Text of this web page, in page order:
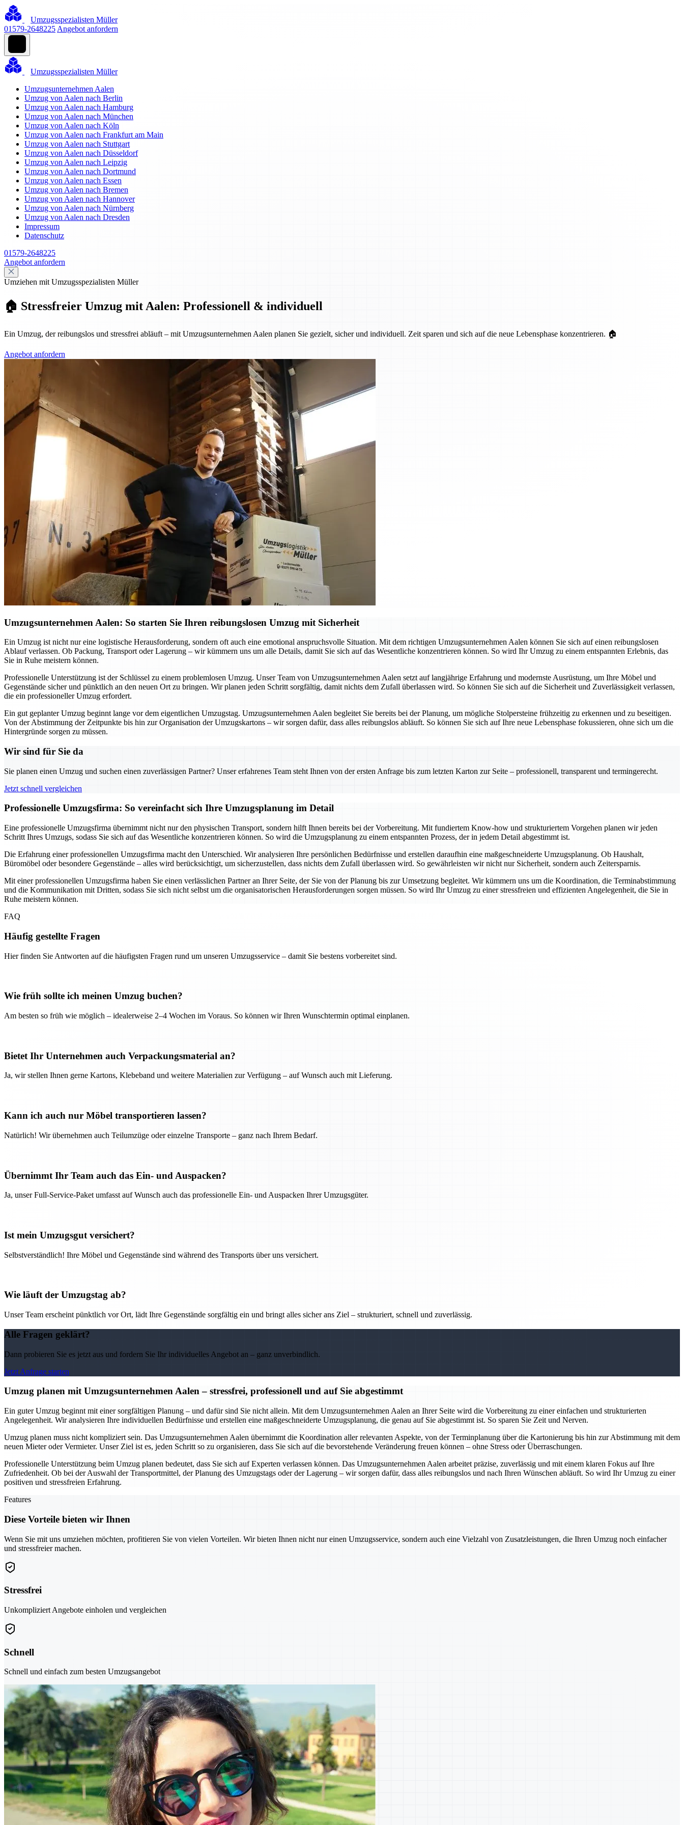
Umzugsspezialisten Müller
01579-2648225 Angebot anfordern
Umzugsspezialisten Müller
Umzugsunternehmen Aalen
Umzug von Aalen nach Berlin
Umzug von Aalen nach Hamburg
Umzug von Aalen nach München
Umzug von Aalen nach Köln
Umzug von Aalen nach Frankfurt am Main
Umzug von Aalen nach Stuttgart
Umzug von Aalen nach Düsseldorf
Umzug von Aalen nach Leipzig
Umzug von Aalen nach Dortmund
Umzug von Aalen nach Essen
Umzug von Aalen nach Bremen
Umzug von Aalen nach Hannover
Umzug von Aalen nach Nürnberg
Umzug von Aalen nach Dresden
Impressum
Datenschutz
01579-2648225
Angebot anfordern
Umziehen mit Umzugsspezialisten Müller
🏠 Stressfreier Umzug mit Aalen: Professionell & individuell
Ein Umzug, der reibungslos und stressfrei abläuft – mit Umzugsunternehmen Aalen planen Sie gezielt, sicher und individuell. Zeit sparen und sich auf die neue Lebensphase konzentrieren. 🏠
Angebot anfordern
Umzugsunternehmen Aalen: So starten Sie Ihren reibungslosen Umzug mit Sicherheit
Ein Umzug ist nicht nur eine logistische Herausforderung, sondern oft auch eine emotional anspruchsvolle Situation. Mit dem richtigen Umzugsunternehmen Aalen können Sie sich auf einen reibungslosen
Ablauf verlassen. Ob Packung, Transport oder Lagerung – wir kümmern uns um alle Details, damit Sie sich auf das Wesentliche konzentrieren können. So wird Ihr Umzug zu einem entspannten Erlebnis, das
Sie in Ruhe meistern können.
Professionelle Unterstützung ist der Schlüssel zu einem problemlosen Umzug. Unser Team von Umzugsunternehmen Aalen setzt auf langjährige Erfahrung und modernste Ausrüstung, um Ihre Möbel und
Gegenstände sicher und pünktlich an den neuen Ort zu bringen. Wir planen jeden Schritt sorgfältig, damit nichts dem Zufall überlassen wird. So können Sie sich auf die Sicherheit und Zuverlässigkeit verlassen,
die ein professioneller Umzug erfordert.
Ein gut geplanter Umzug beginnt lange vor dem eigentlichen Umzugstag. Umzugsunternehmen Aalen begleitet Sie bereits bei der Planung, um mögliche Stolpersteine frühzeitig zu erkennen und zu beseitigen.
Von der Abstimmung der Zeitpunkte bis hin zur Organisation der Umzugskartons – wir sorgen dafür, dass alles reibungslos abläuft. So können Sie sich auf Ihre neue Lebensphase fokussieren, ohne sich um die
Hintergründe sorgen zu müssen.
Wir sind für Sie da
Sie planen einen Umzug und suchen einen zuverlässigen Partner? Unser erfahrenes Team steht Ihnen von der ersten Anfrage bis zum letzten Karton zur Seite – professionell, transparent und termingerecht.
Jetzt schnell vergleichen
Professionelle Umzugsfirma: So vereinfacht sich Ihre Umzugsplanung im Detail
Eine professionelle Umzugsfirma übernimmt nicht nur den physischen Transport, sondern hilft Ihnen bereits bei der Vorbereitung. Mit fundiertem Know-how und strukturiertem Vorgehen planen wir jeden
Schritt Ihres Umzugs, sodass Sie sich auf das Wesentliche konzentrieren können. So wird die Umzugsplanung zu einem entspannten Prozess, der in jedem Detail abgestimmt ist.
Die Erfahrung einer professionellen Umzugsfirma macht den Unterschied. Wir analysieren Ihre persönlichen Bedürfnisse und erstellen daraufhin eine maßgeschneiderte Umzugsplanung. Ob Haushalt,
Büromöbel oder besondere Gegenstände – alles wird berücksichtigt, um sicherzustellen, dass nichts dem Zufall überlassen wird. So gewährleisten wir nicht nur Sicherheit, sondern auch Zeitersparnis.
Mit einer professionellen Umzugsfirma haben Sie einen verlässlichen Partner an Ihrer Seite, der Sie von der Planung bis zur Umsetzung begleitet. Wir kümmern uns um die Koordination, die Terminabstimmung
und die Kommunikation mit Dritten, sodass Sie sich nicht selbst um die organisatorischen Herausforderungen sorgen müssen. So wird Ihr Umzug zu einer stressfreien und effizienten Angelegenheit, die Sie in
Ruhe meistern können.
FAQ
Häufig gestellte Fragen
Hier finden Sie Antworten auf die häufigsten Fragen rund um unseren Umzugsservice – damit Sie bestens vorbereitet sind.
Wie früh sollte ich meinen Umzug buchen?
Am besten so früh wie möglich – idealerweise 2–4 Wochen im Voraus. So können wir Ihren Wunschtermin optimal einplanen.
Bietet Ihr Unternehmen auch Verpackungsmaterial an?
Ja, wir stellen Ihnen gerne Kartons, Klebeband und weitere Materialien zur Verfügung – auf Wunsch auch mit Lieferung.
Kann ich auch nur Möbel transportieren lassen?
Natürlich! Wir übernehmen auch Teilumzüge oder einzelne Transporte – ganz nach Ihrem Bedarf.
Übernimmt Ihr Team auch das Ein- und Auspacken?
Ja, unser Full-Service-Paket umfasst auf Wunsch auch das professionelle Ein- und Auspacken Ihrer Umzugsgüter.
Ist mein Umzugsgut versichert?
Selbstverständlich! Ihre Möbel und Gegenstände sind während des Transports über uns versichert.
Wie läuft der Umzugstag ab?
Unser Team erscheint pünktlich vor Ort, lädt Ihre Gegenstände sorgfältig ein und bringt alles sicher ans Ziel – strukturiert, schnell und zuverlässig.
Alle Fragen geklärt?
Dann probieren Sie es jetzt aus und fordern Sie Ihr individuelles Angebot an – ganz unverbindlich.
Jetzt Anfrage starten
Umzug planen mit Umzugsunternehmen Aalen – stressfrei, professionell und auf Sie abgestimmt
Ein guter Umzug beginnt mit einer sorgfältigen Planung – und dafür sind Sie nicht allein. Mit dem Umzugsunternehmen Aalen an Ihrer Seite wird die Vorbereitung zu einer einfachen und strukturierten
Angelegenheit. Wir analysieren Ihre individuellen Bedürfnisse und erstellen eine maßgeschneiderte Umzugsplanung, die genau auf Sie abgestimmt ist. So sparen Sie Zeit und Nerven.
Umzug planen muss nicht kompliziert sein. Das Umzugsunternehmen Aalen übernimmt die Koordination aller relevanten Aspekte, von der Terminplanung über die Kartonierung bis hin zur Abstimmung mit dem
neuen Mieter oder Vermieter. Unser Ziel ist es, jeden Schritt so zu organisieren, dass Sie sich auf die bevorstehende Veränderung freuen können – ohne Stress oder Überraschungen.
Professionelle Unterstützung beim Umzug planen bedeutet, dass Sie sich auf Experten verlassen können. Das Umzugsunternehmen Aalen arbeitet präzise, zuverlässig und mit einem klaren Fokus auf Ihre
Zufriedenheit. Ob bei der Auswahl der Transportmittel, der Planung des Umzugstags oder der Lagerung – wir sorgen dafür, dass alles reibungslos und nach Ihren Wünschen abläuft. So wird Ihr Umzug zu einer
positiven und stressfreien Erfahrung.
Features
Diese Vorteile bieten wir Ihnen
Wenn Sie mit uns umziehen möchten, profitieren Sie von vielen Vorteilen. Wir bieten Ihnen nicht nur einen Umzugsservice, sondern auch eine Vielzahl von Zusatzleistungen, die Ihren Umzug noch einfacher
und stressfreier machen.
Stressfrei
Unkompliziert Angebote einholen und vergleichen
Schnell
Schnell und einfach zum besten Umzugsangebot